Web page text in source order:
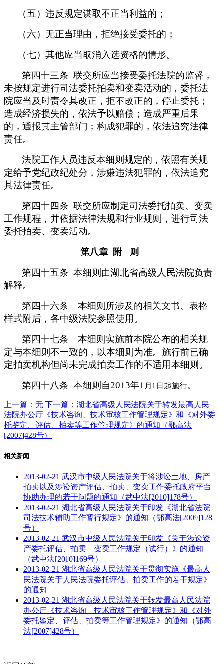
（五）违反规定谋取不正当利益的；
（六）无正当理由，拒绝接受委托的；
（七）其他应当取消入选资格的情形。
第四十三条 联交所应当接受委托法院的监督，
未按规定进行司法委托拍卖和变卖活动的，委托法
院应当及时责令其改正，拒不改正的，停止委托；
造成经济损失的，依法予以赔偿；造成严重后果
的，通报其主管部门；构成犯罪的，依法追究法律
责任。
法院工作人员违反本细则规定的，依照有关规
定给予党纪政纪处分，涉嫌违法犯罪的，依法追究
其法律责任。
第四十四条 联交所应制定司法委托拍卖、变卖
工作规程，并依据法律法规和行业规则，进行司法
委托拍卖、变卖活动。
第八章 附 则
第四十五条 本细则由湖北省高级人民法院负责
解释。
第四十六条 本细则所涉及的相关文书、表格
样式附后，各中级法院参照使用。
第四十七条 本细则实施前本院公布的相关规
定与本细则不一致的，以本细则为准。施行前已确
定拍卖机构但尚未完成拍卖工作的不适用本细则。
第四十八条 本细则自2013年1 月1日起施行。
上一篇：无 下一篇：湖北省高级人民法院关于转发最高人民
法院办公厅《技术咨询、技术审核工作管理规定》和《对外委
托鉴定、评估、拍卖等工作管理规定》的通知（鄂高法
[2007]428号）
相关新闻
2013-02-21 武汉市中级人民法院关于将涉讼土地、房产
拍卖以及涉讼资产评估、拍卖、变卖工作委托政府平台
协助办理的若干问题的通知（武中法[2010]178号）
2013-02-21 湖北省高级人民法院关于印发《湖北省法院
司法技术辅助工作暂行规定》的通知（鄂高法[2009]128
号）
2013-02-21 武汉市中级人民法院关于印发《关于涉讼资
产委托评估、拍卖、变卖工作规定（试行）》的通知
（武中法[2010]169号）
2013-02-21 湖北省高级人民法院关于贯彻实施《最高人
民法院关于人民法院委托评估、拍卖工作的若干规定》
的通知
2013-02-21 湖北省高级人民法院关于转发最高人民法院
办公厅《技术咨询、技术审核工作管理规定》和《对外
委托鉴定、评估、拍卖等工作管理规定》的通知（鄂高
法[2007]428号）